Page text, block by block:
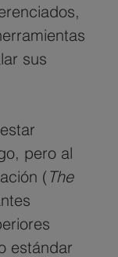
sus
pero al
( The
estándar